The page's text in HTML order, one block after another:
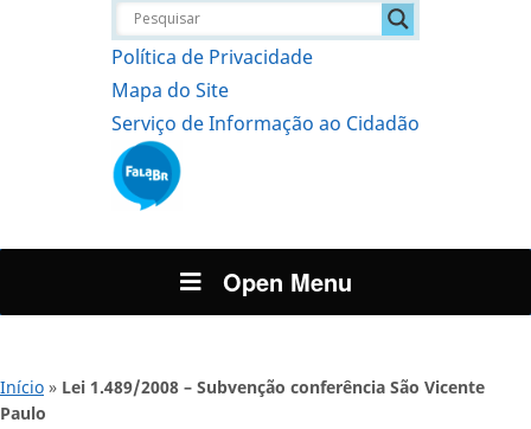
Política de Privacidade
Mapa do Site
Serviço de Informação ao Cidadão
Open Menu
Início » Lei 1.489/2008 – Subvenção conferência São Vicente
Paulo